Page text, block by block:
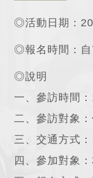
◎活動日期：
◎報名時間：自
◎說明
一、參訪時間
二、參訪對象
三、交通方式：
四、參加對象